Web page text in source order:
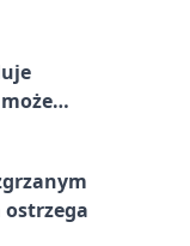
ostrzega